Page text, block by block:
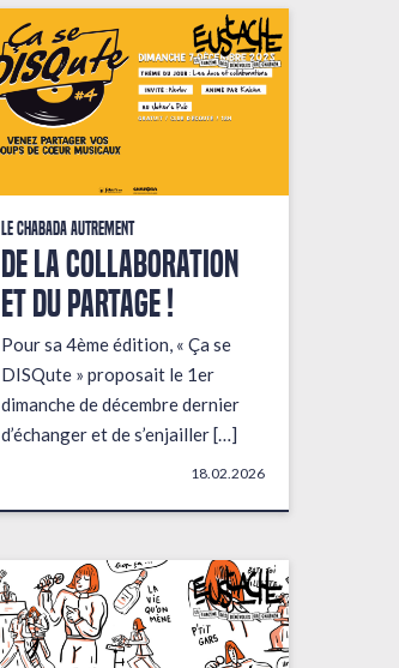
Le Chabada autrement
De la collaboration
et du partage !
Pour sa 4ème édition, « Ça se
DISQute » proposait le 1er
dimanche de décembre dernier
d’échanger et de s’enjailler […]
18.02.2026